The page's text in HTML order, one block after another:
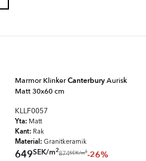
Marmor KlinkerCanterburyAurisk
Matt 30x60 cm
KLLF0057
Yta: Matt
Kant: Rak
Material: Granitkeramik
649SEK/m2
874SEK/m2-26%